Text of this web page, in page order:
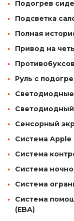
Подогрев
Подсветка
Полная
Привод на
Руль с
Сенсорный
Система Apple
Система
Система
Система
Система
(EBA)